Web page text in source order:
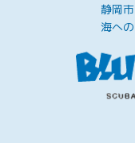
静岡
海へ